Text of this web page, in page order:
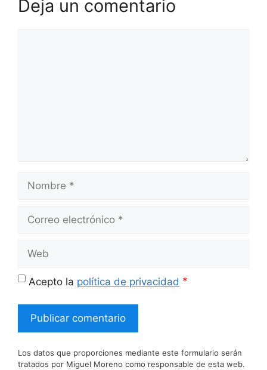
Deja un comentario
electrónico
Acepto la política de privacidad *
Los datos que proporciones mediante este formulario serán
tratados por Miguel Moreno como responsable de esta web.